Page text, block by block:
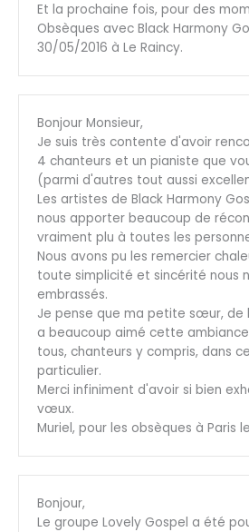
Et la prochaine fois, pour des
Obsèques avec Black Harmony
30/05/2016 à Le Raincy.
Bonjour Monsieur,
Je suis très contente d'avoir
4 chanteurs et un pianiste que
(parmi d'autres tout aussi
Les artistes de Black Harmony
nous apporter beaucoup de
vraiment plu à toutes les
Nous avons pu les remercier
toute simplicité et sincérité nous
embrassés.
Je pense que ma petite sœur, de
a beaucoup aimé cette
tous, chanteurs y compris, dans
particulier.
Merci infiniment d'avoir si bien
vœux.
Muriel, pour les obsèques à Paris
Bonjour,
Le groupe Lovely Gospel a été